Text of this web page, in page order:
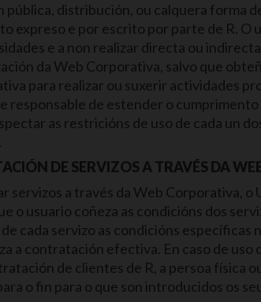
pública, distribución, ou calquera forma
expreso e por escrito por parte de R. O
e a non realizar directa ou
da Web Corporativa, salvo que
para realizar ou suxerir actividades
responsable de estender o
as restricións de uso de cada un
DE SERVIZOS A TRAVÉS DA
servizos a través da Web Corporativa,
o usuario coñeza as condicións dos
cada servizo as condicións específicas
a contratación efectiva. En caso de
de clientes de R, a persoa física
o fin para o que son introducidos os